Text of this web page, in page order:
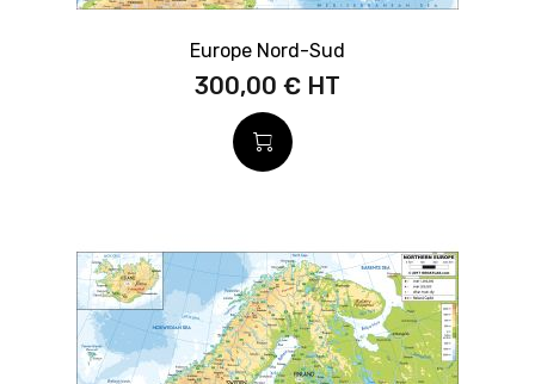
Europe Nord-Sud
300,00 €